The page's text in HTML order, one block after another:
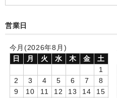
お絵かきギャラリー
自作オリジナル時計
卒園DVDアルバム
卒業記念品
営業日
今月(2026年8月)
日
月 火 水 木 金
土
1
2
3 4 5 6 7
8
9
10 11 12 13 14
15